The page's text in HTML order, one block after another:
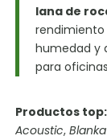
lana de
humedad y
para
Productos top:
Acoustic,